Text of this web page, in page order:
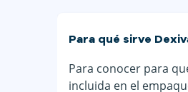
Para qué sirve
Para conocer para
incluida en el